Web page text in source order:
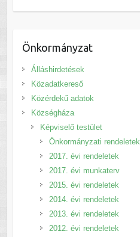
Önkormányzat
Álláshirdetések
Közadatkereső
Közérdekű adatok
Községháza
Képviselő testület
Önkormányzati rendeletek
2017. évi rendeletek
2017. évi munkaterv
2015. évi rendeletek
2014. évi rendeletek
2013. évi rendeletek
2012. évi rendeletek